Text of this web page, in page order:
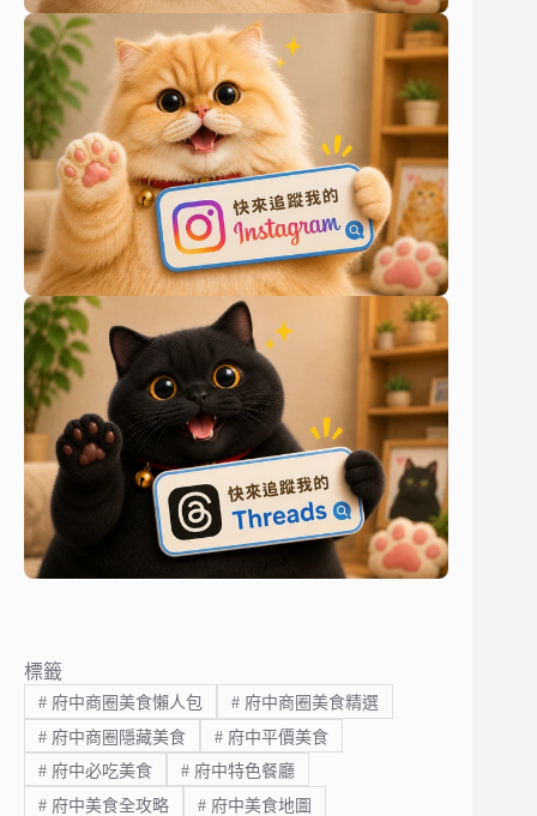
標籤
#府中商圈美食懶人包 #府中商圈美食精選
#府中商圈隱藏美食 #府中平價美食
#府中必吃美食 #府中特色餐廳
#府中美食全攻略 #府中美食地圖